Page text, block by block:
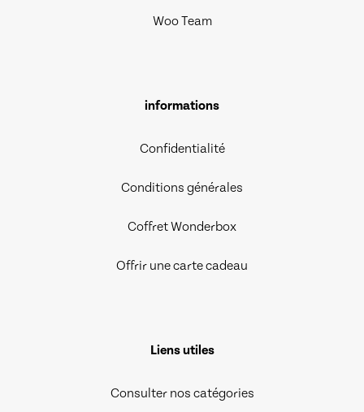
Woo Team
informations
Confidentialité
Conditions générales
Coffret Wonderbox
Offrir une carte cadeau
Liens utiles
Consulter nos catégories